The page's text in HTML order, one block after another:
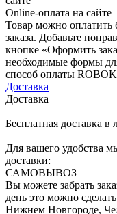
Online-оплата на сайте
Товар можно оплатить
заказа. Добавьте
кнопке «Оформить
необходимые формы
способ оплаты
Доставка
Доставка
Бесплатная доставка
Для вашего удобства
доставки:
САМОВЫВОЗ
Вы можете забрать
день это можно
Нижнем Новгороде,